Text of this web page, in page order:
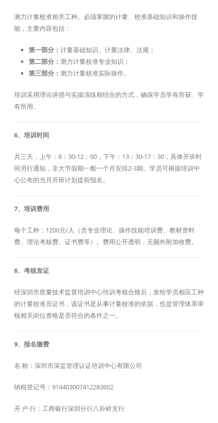
测力计量校准相关工种。必须掌握的计量、校准基础知识和操作技
能，主要内容包括：
第一部分： 计量基础知识、计量法律、法规；
第二部分： 测力计量校准专业知识；
第三部分： 测力计量校准实际操作。
培训采用理论讲授与实操演练相结合的方式，确保学员学有所获、学
有所用。
6、培训时间
共三天，上午：8：30-12：00，下午：13：30-17：30，具体开班时
间另行通知，非大节假期一般一个月安排2-3期。学员可根据培训中
心公布的当月开班计划提前报名。
7、培训费用
每个工种：1200元/人（含专业理论、操作技能培训费、教材资料
费、理论考核费、证书费等）。费用公开透明，无额外附加收费。
8、考核发证
经深圳市质量技术监督培训中心培训考核合格后，发给学员相应工种
的计量校准员证书，该证书是从事计量校准的依据，也是管理体系审
核相关岗位资格是否符合的条件之一。
9、报名缴费
名 称：深圳市深监管理认证培训中心有限公司
纳税登记号：914403007412283602
开 户 行：工商银行深圳分行八卦岭支行